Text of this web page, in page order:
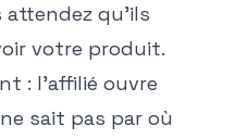
attendez qu'ils
votre produit.
: l'affilié ouvre
sait pas par où